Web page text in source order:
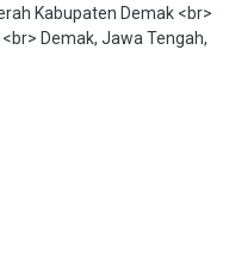
Kabupaten Demak <br>
Demak, Jawa Tengah,